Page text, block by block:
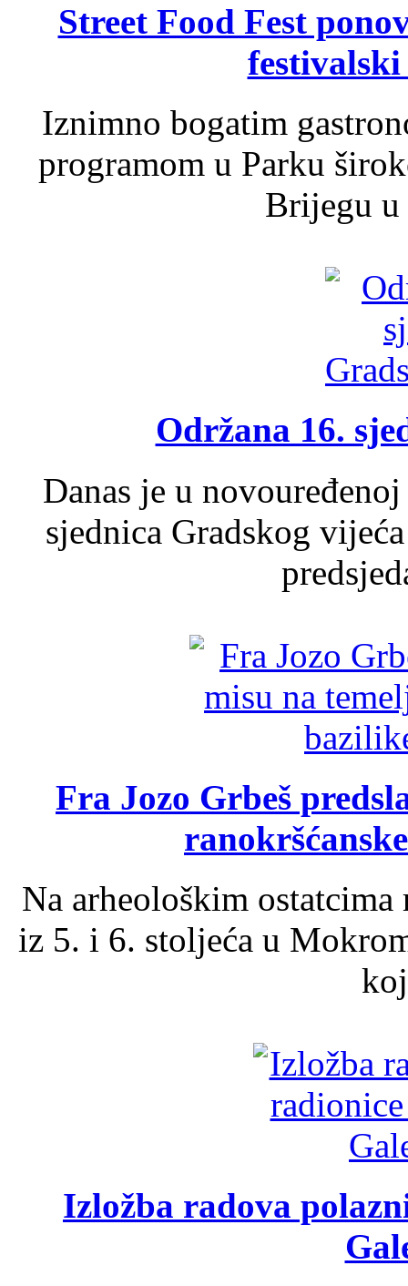
Street Food Fest
Iznimno bogatim
programom u Parku
Brijegu u
Održana 16.
Danas je u
sjednica Gradskog
Fra Jozo Grbeš
Na arheološkim
iz 5. i 6. stoljeća u
Izložba radova